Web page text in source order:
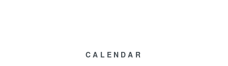
CALENDAR